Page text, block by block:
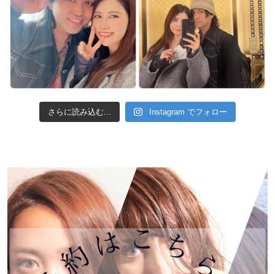
さらに読み込む... Instagram でフォロー